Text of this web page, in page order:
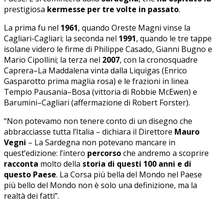
prestigiosa kermesse per tre volte in passato.
La prima fu nel 1961, quando Oreste Magni vinse la
Cagliari-Cagliari; la seconda nel 1991, quando le tre tappe
isolane videro le firme di Philippe Casado, Gianni Bugno e
Mario Cipollini; la terza nel 2007, con la cronosquadre
Caprera–La Maddalena vinta dalla Liquigas (Enrico
Gasparotto prima maglia rosa) e le frazioni in linea
Tempio Pausania–Bosa (vittoria di Robbie McEwen) e
Barumini–Cagliari (affermazione di Robert Forster).
“Non potevamo non tenere conto di un disegno che
abbracciasse tutta l’Italia – dichiara il Direttore Mauro
Vegni – La Sardegna non potevano mancare in
quest’edizione: l’intero percorsoche andremo a scoprire
racconta molto della storia di questi 100 anni e di
questo Paese. La Corsa più bella del Mondo nel Paese
più bello del Mondo non è solo una definizione, ma la
realtà dei fatti”.